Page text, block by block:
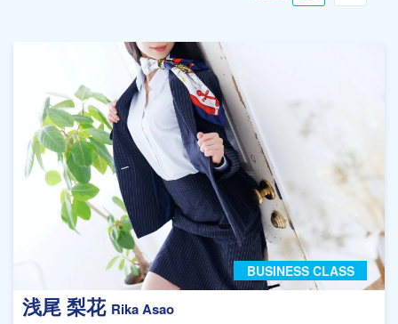
BUSINESS CLASS
浅尾 梨花 Rika Asao